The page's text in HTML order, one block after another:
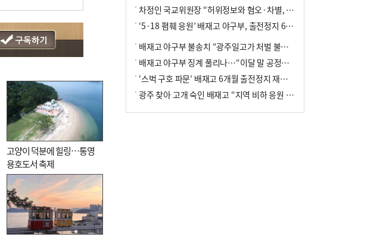
고양이 덕분에 힐링…통영
용호도서 축제
차정인 국교위원장 “허위정보와 혐오·차별, 학교 교실까지 유입"
‘5·18 폄훼 응원’ 배재고 야구부, 출전정지 6개월→1개월 감경
배재고 야구부 불송치 “광주일고가 처벌 불원 의사 표해”
배재고 야구부 징계 풀리나…“이달 말 공정위서 재심의”
‘스벅 구호 파문’ 배재고 6개월 출전정지 재심 신청키로
광주 찾아 고개 숙인 배재고 “지역 비하 응원 잘못”(종합)